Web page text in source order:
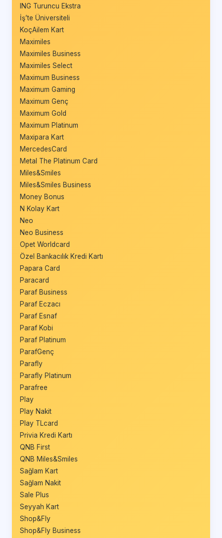
ING Turuncu Ekstra
İş’te Üniversiteli
KoçAilem Kart
Maximiles
Maximiles Business
Maximiles Select
Maximum Business
Maximum Gaming
Maximum Genç
Maximum Gold
Maximum Platinum
Maxipara Kart
MercedesCard
Metal The Platinum Card
Miles&Smiles
Miles&Smiles Business
Money Bonus
N Kolay Kart
Neo
Neo Business
Opet Worldcard
Özel Bankacılık Kredi Kartı
Papara Card
Paracard
Paraf Business
Paraf Eczacı
Paraf Esnaf
Paraf Kobi
Paraf Platinum
ParafGenç
Parafly
Parafly Platinum
Parafree
Play
Play Nakit
Play TLcard
Privia Kredi Kartı
QNB First
QNB Miles&Smiles
Sağlam Kart
Sağlam Nakit
Sale Plus
Seyyah Kart
Shop&Fly
Shop&Fly Business